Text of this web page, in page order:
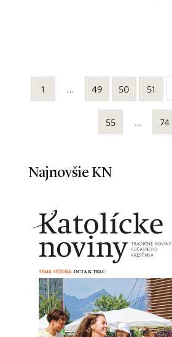
1 … 49 50 51
55 … 74
Najnovšie KN